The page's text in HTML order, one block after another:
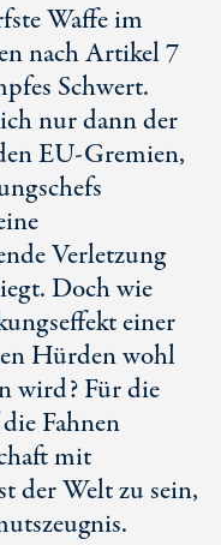
Waffe im
nach Artikel 7
Schwert.
nur dann der
EU-Gremien,
Verletzung
Doch wie
einer
Hürden wohl
wird? Für die
Fahnen
mit
der Welt zu sein,